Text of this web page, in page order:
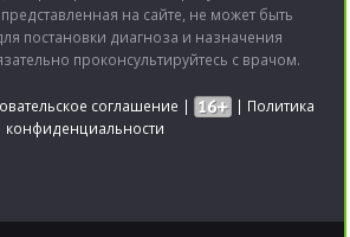
на сайте, не может быть
постановки диагноза и назначения
проконсультируйтесь с врачом.
соглашение | | Политика
конфиденциальности